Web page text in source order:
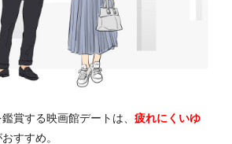
賞する映画館デートは、 疲れにくいゆ
すすめ。